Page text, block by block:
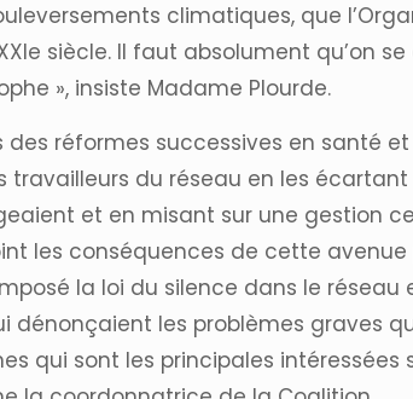
climatiques, que
siècle. Il faut absolument qu’on
», insiste Madame Plourde.
des réformes successives en santé
du réseau en les
et en misant sur une gestion
les conséquences de cette
la loi du silence dans le
dénonçaient les problèmes graves
qui sont les principales